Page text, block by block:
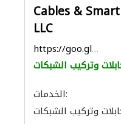
Cables &
LLC
https://goo.gl/maps/AwLeXr1128hCpufP6
وتركيب الشبكات
الخدمات:
وتركيب الشبكات